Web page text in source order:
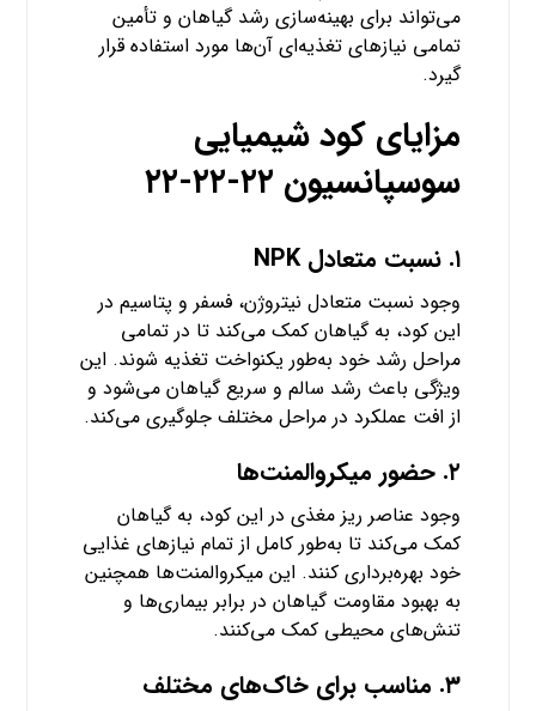
می‌تواند برای بهینه‌سازی رشد گیاهان و تأمین
تمامی نیازهای تغذیه‌ای آن‌ها مورد استفاده قرار
گیرد.
مزایای کود شیمیایی
سوسپانسیون ۲۲-۲۲-۲۲
۱. نسبت متعادل NPK
وجود نسبت متعادل نیتروژن، فسفر و پتاسیم در
این کود، به گیاهان کمک می‌کند تا در تمامی
مراحل رشد خود به‌طور یکنواخت تغذیه شوند. این
ویژگی باعث رشد سالم و سریع گیاهان می‌شود و
از افت عملکرد در مراحل مختلف جلوگیری می‌کند.
۲. حضور میکرو‌المنت‌ها
وجود عناصر ریز مغذی در این کود، به گیاهان
کمک می‌کند تا به‌طور کامل از تمام نیازهای غذایی
خود بهره‌برداری کنند. این میکرو‌المنت‌ها همچنین
به بهبود مقاومت گیاهان در برابر بیماری‌ها و
تنش‌های محیطی کمک می‌کنند.
۳. مناسب برای خاک‌های مختلف